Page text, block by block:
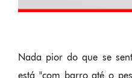
Nada pior do que se
está "com barro até o